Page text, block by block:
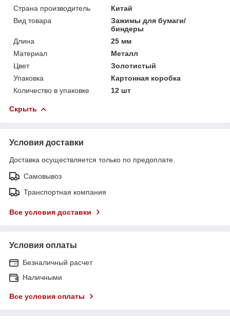
Страна производитель
Китай
Вид товара
Зажимы для бумаги/
биндеры
Длина
25 мм
Материал
Металл
Цвет
Золотистый
Упаковка
Картонная коробка
Количество в упаковке
12 шт
Скрыть
Условия доставки
Доставка осуществляется только по предоплате.
Самовывоз
Транспортная компания
Все условия доставки
Условия оплаты
Безналичный расчет
Наличными
Все условия оплаты